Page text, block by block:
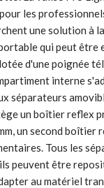
les
une solution à
qui peut être
d'une poignée
interne
séparateurs
un boîtier reflex
un second boîtier
Tous les
peuvent être
au matériel